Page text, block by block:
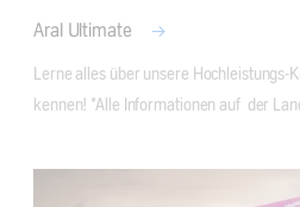
Aral Ultimate
Lerne alles über unsere Hochleistungs-
kennen! *Alle Informationen auf  der